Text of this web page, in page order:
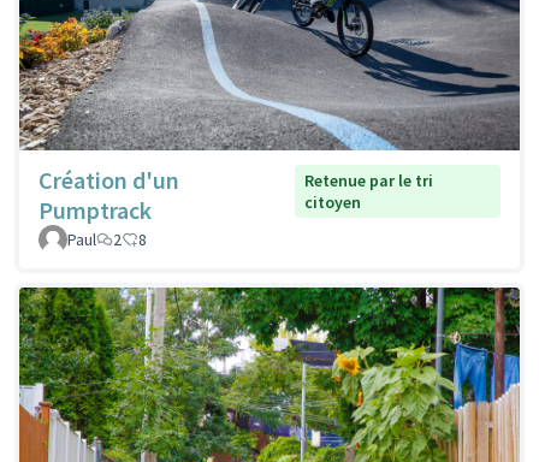
Création d'un
Pumptrack
Retenue par le tri
citoyen
Paul
2 8